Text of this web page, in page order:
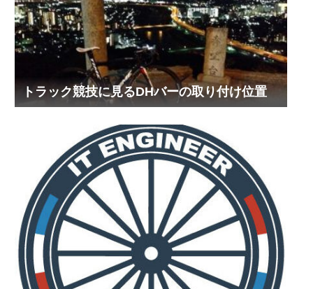
トラック競技に見るDHバーの取り付け位置